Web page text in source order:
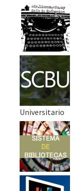
Universitario